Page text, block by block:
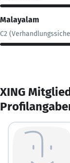
Malayalam
C2
XING